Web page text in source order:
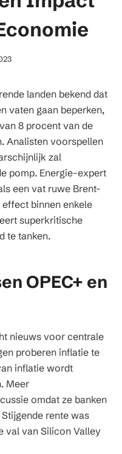
landen bekend dat
vaten gaan beperken,
8 procent van de
Analisten voorspellen
zal
pomp. Energie-expert
een vat ruwe Brent-
binnen enkele
superkritische
te tanken.
OPEC+ en
nieuws voor centrale
proberen inflatie te
inflatie wordt
Meer
omdat ze banken
rente was
val van Silicon Valley